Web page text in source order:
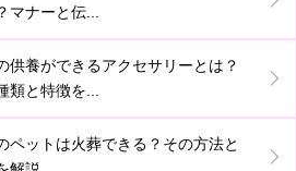
マナーと伝...
供養ができるアクセサリーとは？
類と特徴を...
ペットは火葬できる？その方法と